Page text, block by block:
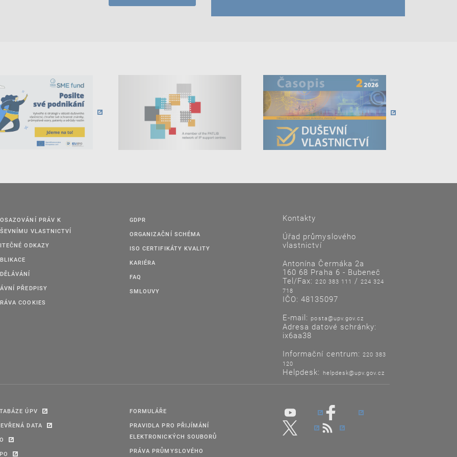
PRÁV K
VLASTNICTVÍ
ODKAZY
PŘEDPISY
COOKIES
GDPR
ORGANIZAČNÍ SCHÉMA
ISO CERTIFIKÁTY KVALITY
KARIÉRA
FAQ
SMLOUVY
Kontakty
Úřad průmyslového
vlastnictví
Antonína Čermáka 2a
160 68 Praha 6 - Bubeneč
Tel/Fax:220 383 111 /224 324
718
IČO: 48135097
E-mail: posta@upv.gov.cz
Adresa datové schránky:
ix6aa38
Informační centrum: 220 383
120
Helpdesk: helpdesk@upv.gov.cz
ÚPV
DATA
FORMULÁŘE
PRAVIDLA PRO PŘIJÍMÁNÍ
ELEKTRONICKÝCH SOUBORŮ
PRÁVA PRŮMYSLOVÉHO